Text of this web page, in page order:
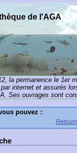
la permanence le 1er
internet et assurés
Ses ouvrages sont
pouvez :
de l'AGA